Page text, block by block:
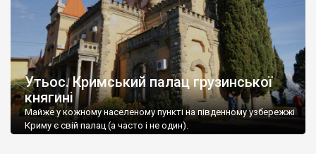
Утьос. Кримський палац грузинської
княгині
Майже у кожному населеному пункті на південному узбережжі
Криму є свій палац (а часто і не один).